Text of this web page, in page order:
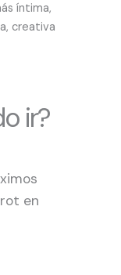
íntima,
creativa
ir?
en